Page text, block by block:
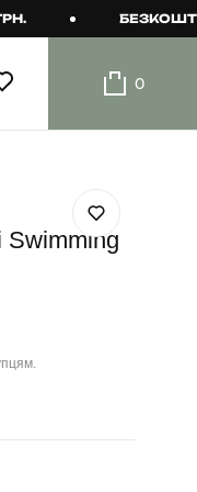
БЕЗКОШТОВНА
0